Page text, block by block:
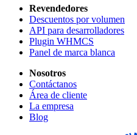
Revendedores
Descuentos por volumen
API para desarrolladores
Plugin WHMCS
Panel de marca blanca
Nosotros
Contáctanos
Área de cliente
La empresa
Blog